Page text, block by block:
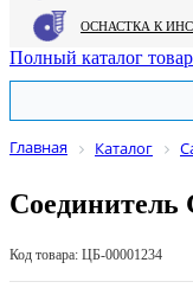
Полный каталог
Главная Каталог
Соединитель
Код товара: ЦБ-00001234